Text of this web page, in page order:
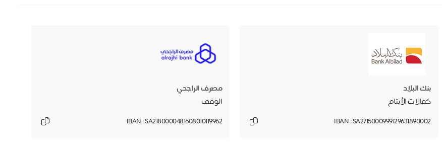
بنك البلاد
كفالات الأيتام
IBAN : SA2715000999129631890002
مصرف الراجحي
الوقف
IBAN : SA2180000481608010119962